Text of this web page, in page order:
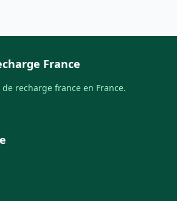
France
recharge france en France.